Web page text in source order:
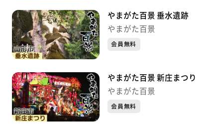
やまがた百景 垂水遺跡
やまがた百景
会員無料
やまがた百景 新庄まつり
やまがた百景
会員無料